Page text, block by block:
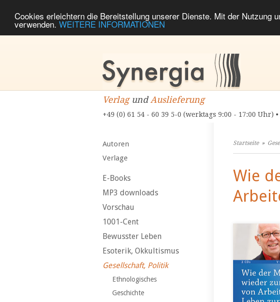
Cookies erleichtern die Bereitstellung unserer Dienste. Mit der
verwenden. WEITERE INFORMATIONEN
VerlagundAuslieferung
+49 (0) 61 54 - 60 39 5-0 (werktags 9:00 - 17:00 Uhr) •
Autoren
Verlage
E-Books
MP3 downloads
Vorschau
1001-Cent
Bewusster Leben
Esoterik, Okkultismus
Gesellschaft, Politik
Ethnologisches
Geschichte
Startseite»
Wie